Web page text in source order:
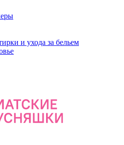
и ухода за бельем